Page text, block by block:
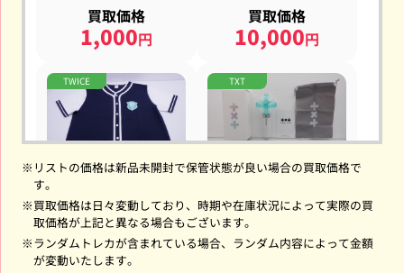
買取価格
1,000円
買取価格
10,000円
TWICE
TWICE MINA Tシャツ 5TH
WORLD TOUR READY TO
BE IN JAPAN MINA ユニフ
ォームシャツ ミナ
買取価格
TXT
R ペンライト OFFICIAL LI
GHT STICK VER.2 TXT
買取価格
※ リストの価格は新品未開封で保管状態が良い場合の買取価格で
す。
※買取価格は日々変動しており、時期や在庫状況によって実際の買
取価格が上記と異なる場合もございます。
※ランダムトレカが含まれている場合、ランダム内容によって金額
が変動いたします。